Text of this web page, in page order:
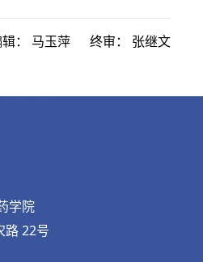
： 马玉萍 终审： 张继文
学院
路 22号